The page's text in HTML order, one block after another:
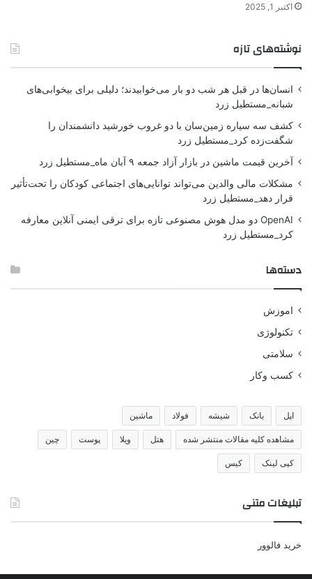
اکتبر 1, 2025
نوشته‌های تازه
انسان‌ها در قبل هر شب دو بار می‌خوابیدند؛ دلیلی برای بیخوابی‌های
شبانه_مستطیل زرد
کشف سه سیاره زمین‌سان با دو غروب خورشید دانشمندان را
شگفت‌زده کرد_مستطیل زرد
آخرین قیمت ماشین در بازار آزاد جمعه ۹ آبان ماه_مستطیل زرد
مشکلات مالی والدین می‌تواند توانایی‌های اجتماعی کودکان را تحت‌تأثیر
قرار دهد_مستطیل زرد
OpenAI دو مدل هوش مصنوعی تازه برای ترقی ایمنی آنلاین معارفه
کرد_مستطیل زرد
دسته‌ها
اموزش
تکنولوژی
سلامتی
کسب وکار
اپل بانک شیشه فولاد ماشین
مشاهده کلیه مقالات منتشر شده هتل ویلا پوست چین
کپی لینک کیس
تبلیغات متنی
خرید فالوور